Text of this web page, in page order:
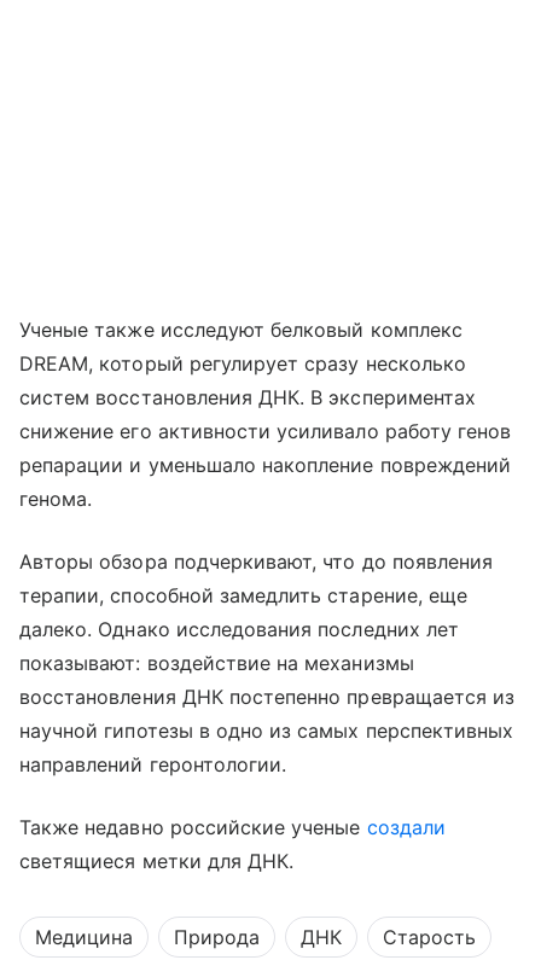
Ученые также исследуют белковый комплекс
DREAM, который регулирует сразу несколько
систем восстановления ДНК. В экспериментах
снижение его активности усиливало работу генов
репарации и уменьшало накопление повреждений
генома.
Авторы обзора подчеркивают, что до появления
терапии, способной замедлить старение, еще
далеко. Однако исследования последних лет
показывают: воздействие на механизмы
восстановления ДНК постепенно превращается из
научной гипотезы в одно из самых перспективных
направлений геронтологии.
Также недавно российские ученые создали
светящиеся метки для ДНК.
Медицина Природа ДНК Старость